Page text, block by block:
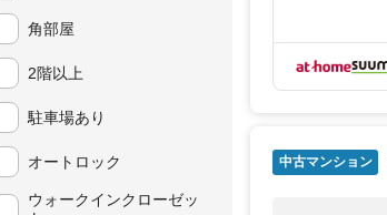
角部屋
2階以上
駐車場あり
オートロック
ウォークインクローゼッ
中古マンション